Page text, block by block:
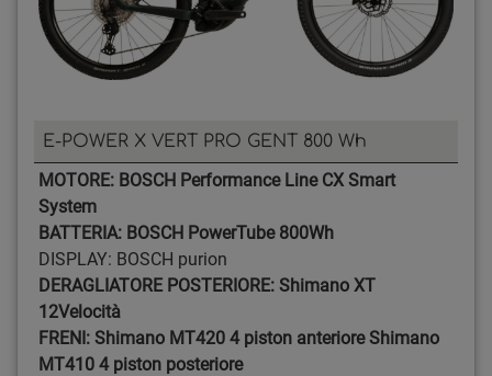
E-POWER X VERT PRO GENT 800 Wh
MOTORE: BOSCH Performance Line CX Smart
System
BATTERIA: BOSCH PowerTube 800Wh
DISPLAY: BOSCH purion
DERAGLIATORE POSTERIORE: Shimano XT
12Velocità
FRENI: Shimano MT420 4 piston anterioreShimano
MT410 4 piston posteriore